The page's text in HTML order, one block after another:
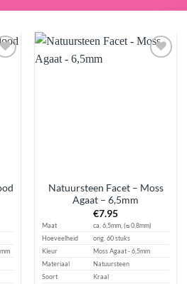
Natuursteen Facet – Moss
Agaat – 6,5mm
€7.95
Maat
ca. 6,5mm, (ᴓ 0,8mm)
Hoeveelheid
ong. 60 stuks
Kleur
Moss Agaat - 6,5mm
Materiaal
Natuursteen
Soort
Kraal